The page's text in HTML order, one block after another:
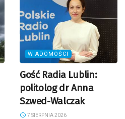
WIADOMOŚCI
Gość Radia Lublin:
politolog dr Anna
Szwed-Walczak
7 SIERPNIA 2026